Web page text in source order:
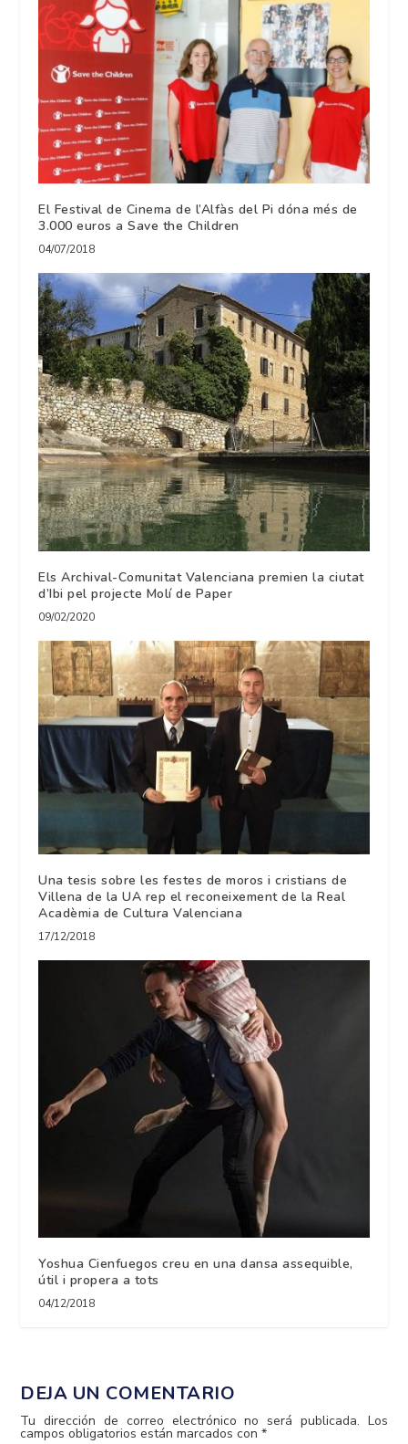
El Festival de Cinema de l’Alfàs del Pi dóna més de
3.000 euros a Save the Children
04/07/2018
Els Archival-Comunitat Valenciana premien la ciutat
d’Ibi pel projecte Molí de Paper
09/02/2020
Una tesis sobre les festes de moros i cristians de
Villena de la UA rep el reconeixement de la Real
Acadèmia de Cultura Valenciana
17/12/2018
Yoshua Cienfuegos creu en una dansa assequible,
útil i propera a tots
04/12/2018
DEJA UN COMENTARIO
Tu dirección de correo electrónico no será publicada. Los
campos obligatorios están marcados con*